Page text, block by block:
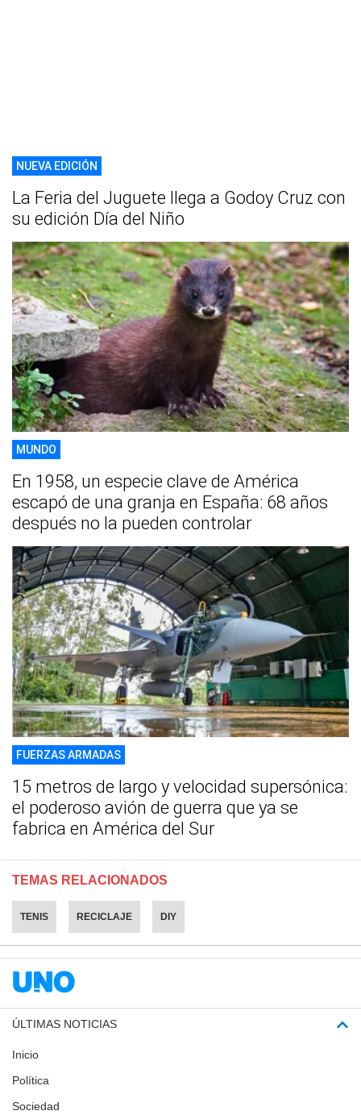
NUEVA EDICIÓN
La Feria del Juguete llega a Godoy Cruz con
su edición Día del Niño
MUNDO
En 1958, un especie clave de América
escapó de una granja en España: 68 años
después no la pueden controlar
FUERZAS ARMADAS
15 metros de largo y velocidad supersónica:
el poderoso avión de guerra que ya se
fabrica en América del Sur
TEMAS RELACIONADOS
TENIS RECICLAJE DIY
ÚLTIMAS NOTICIAS
Inicio
Política
Sociedad